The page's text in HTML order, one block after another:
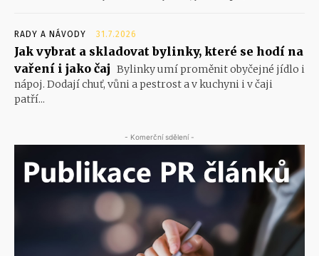
RADY A NÁVODY 31.7.2026
Jak vybrat a skladovat bylinky, které se hodí na
vaření i jako čaj Bylinky umí proměnit obyčejné jídlo i
nápoj. Dodají chuť, vůni a pestrost a v kuchyni i v čaji
patří...
- Komerční sdělení -